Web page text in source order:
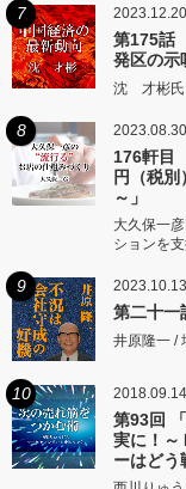
7 2023.12.20
第175話
発区の示
沈 才彬氏
8 2023.08.30
176軒
円（税別
～」
大久保一
ションを
9 2023.10.13
第二十一
井原隆一 /
10 2018.09.14
第93回
実に！～
ーはどう